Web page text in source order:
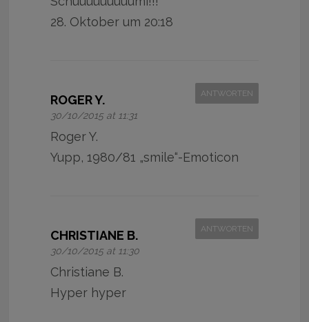
28. Oktober um 20:18
ROGER Y.
30/10/2015 at 11:31
ANTWORTEN
Roger Y.
Yupp, 1980/81 „smile“-Emoticon
CHRISTIANE B.
30/10/2015 at 11:30
ANTWORTEN
Christiane B.
Hyper hyper️